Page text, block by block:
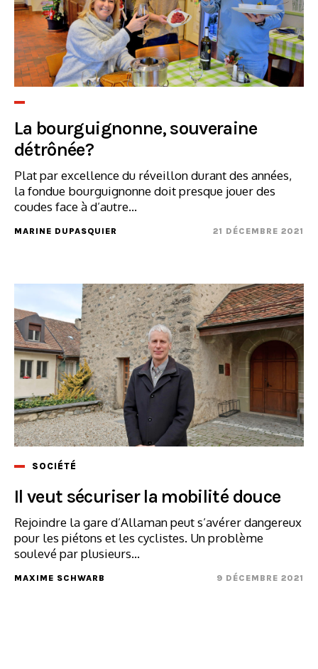
La bourguignonne, souveraine
détrônée?
Plat par excellence du réveillon durant des années,
la fondue bourguignonne doit presque jouer des
coudes face à d’autre...
MARINE DUPASQUIER 21 DÉCEMBRE 2021
SOCIÉTÉ
Il veut sécuriser la mobilité douce
Rejoindre la gare d’Allaman peut s’avérer dangereux
pour les piétons et les cyclistes. Un problème
soulevé par plusieurs...
MAXIME SCHWARB 9 DÉCEMBRE 2021